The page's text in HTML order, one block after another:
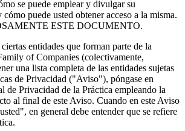
se puede emplear y divulgar su
puede usted obtener acceso a la misma.
ESTE DOCUMENTO.
entidades que forman parte de la
of Companies (colectivamente,
una lista completa de las entidades sujetas
de Privacidad ("Aviso"), póngase en
de Privacidad de la Práctica empleando la
al final de este Aviso. Cuando en este Aviso
en general debe entender que se refiere